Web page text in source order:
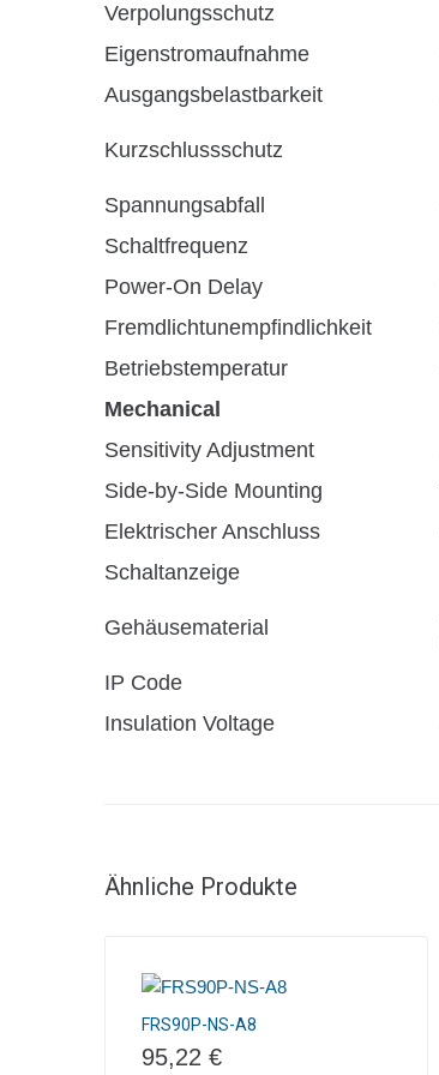
Verpolungsschutz
Eigenstromaufnahme
Ausgangsbelastbarkeit
Kurzschlussschutz
Spannungsabfall
Schaltfrequenz
Power-On Delay
Fremdlichtunempfindlichkeit
Betriebstemperatur
Mechanical
Sensitivity Adjustment
Side-by-Side Mounting
Elektrischer Anschluss
Schaltanzeige
Gehäusematerial
IP Code
Insulation Voltage
Ähnliche Produkte
FRS90P-NS-A8
95,22 €